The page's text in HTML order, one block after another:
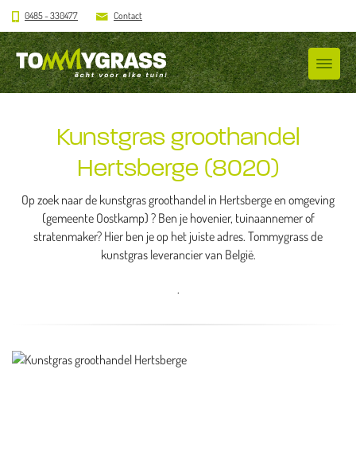
0485 - 330477 Contact
Kunstgras groothandel
Hertsberge (8020)
Op zoek naar de kunstgras groothandel in Hertsberge en omgeving
(gemeente Oostkamp) ? Ben je hovenier, tuinaannemer of
stratenmaker? Hier ben je op het juiste adres. Tommygrass de
kunstgras leverancier van België.
.